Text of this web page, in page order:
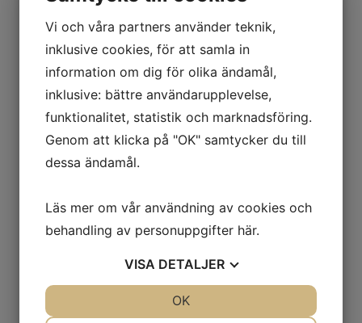
Kan ni hjälpa till med
myndighetskontakter?
Var träffas vi?
Kan jag behålla mina assistenter
sjukhusvistelse?
Har ni någon
omvärldsbevakning kring
personlig assistans?
Vi och våra partners använder teknik,
inklusive cookies, för att samla in
information om dig för olika ändamål,
inklusive: bättre användarupplevelse,
funktionalitet, statistik och marknadsföring.
Genom att klicka på "OK" samtycker du till
dessa ändamål.
Läs mer om vår användning av cookies och
behandling av personuppgifter här.
VISA DETALJER
OK